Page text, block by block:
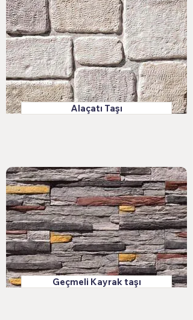
Alaçatı Taşı
Geçmeli Kayrak taşı